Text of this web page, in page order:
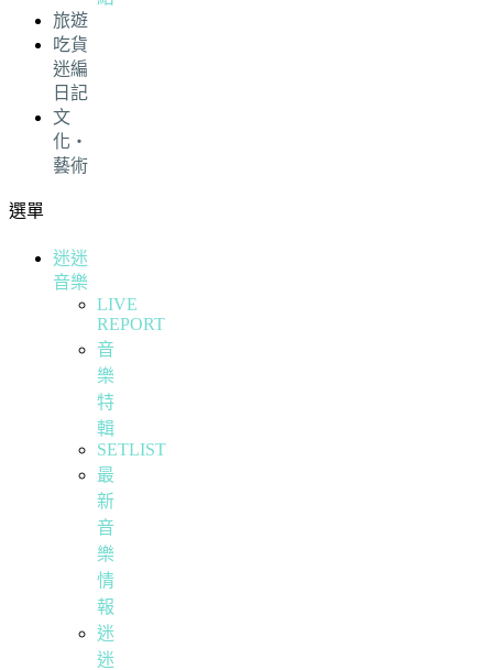
旅遊
吃貨
迷編
日記
文
化・
藝術
選單
迷迷
音樂
LIVE
REPORT
音
樂
特
輯
SETLIST
最
新
音
樂
情
報
迷
迷